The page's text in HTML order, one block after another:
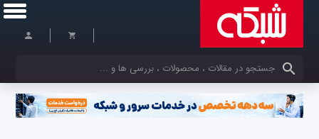
کلمات کلیدی خود را وارد کنید